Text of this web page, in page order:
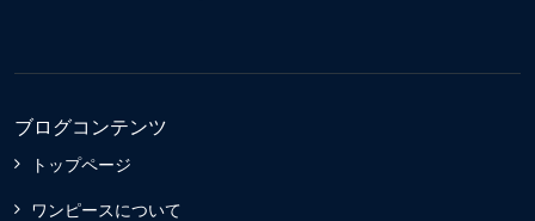
ブログコンテンツ
トップページ
ワンピースについて